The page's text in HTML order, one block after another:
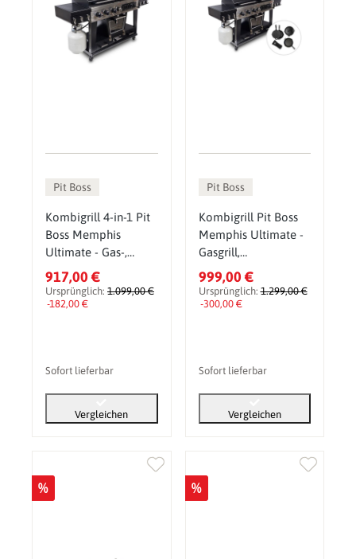
Pit Boss
Kombigrill 4-in-1 Pit
Boss Memphis
Ultimate - Gas-,
Holzkohlegrill &
(Elektro-) Smoker
917,00 €
Ursprünglich: 1.099,00 €
-182,00 €
Sofort lieferbar
Vergleichen
Pit Boss
Kombigrill Pit Boss
Memphis Ultimate -
Gasgrill,
Holzkohlegrill &
Smoker inkl. gratis
Zubehörset
999,00 €
Ursprünglich:1.299,00 €
-300,00 €
Sofort lieferbar
Vergleichen
% %